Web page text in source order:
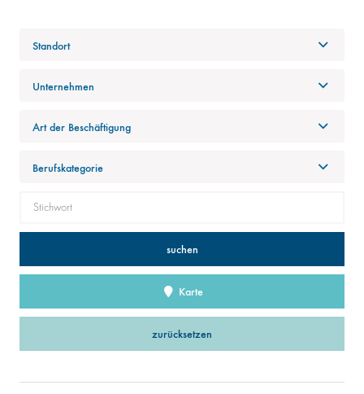
Standort
Unternehmen
Art der Beschäftigung
Berufskategorie
zurücksetzen
Karte
suchen